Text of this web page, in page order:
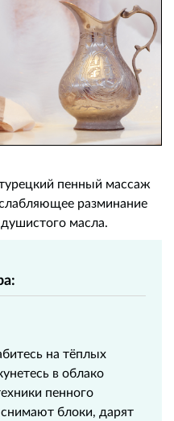
пенный массаж
разминание
масла.
на тёплых
в облако
пенного
блоки, дарят